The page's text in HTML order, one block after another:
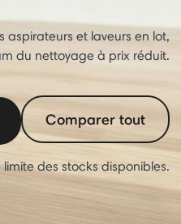
aspirateurs et laveurs en lot,
du nettoyage à prix réduit.
Comparer tout
limite des stocks disponibles.